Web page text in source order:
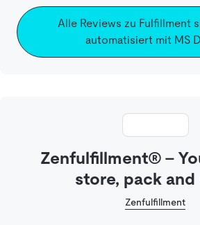
Alle Reviews zu Fulfillment
automatisiert mit MS
Zenfulfillment® –
store, pack and
Zenfulfillment